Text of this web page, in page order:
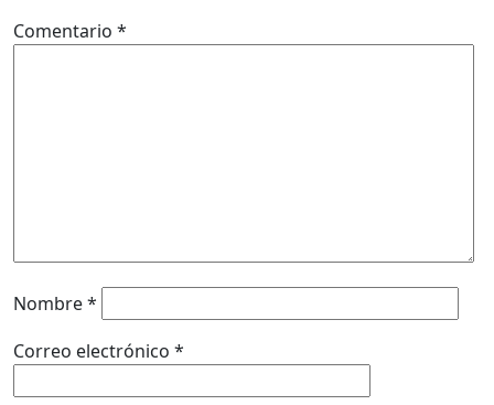
Comentario *
Nombre*
Correo electrónico *